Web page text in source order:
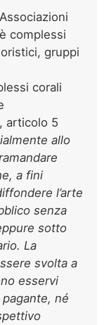
complessi
gruppi
corali
articolo 5
allo
a fini
l’arte
senza
sotto
La
svolta a
esservi
né